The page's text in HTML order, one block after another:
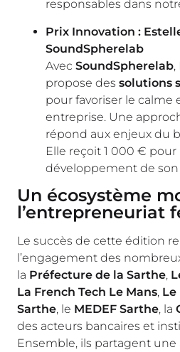
responsables dans
Prix Innovation :
SoundSpherelab
AvecSoundSpherelab,
propose dessolutions
pour favoriser le calme
entreprise. Une
répond aux enjeux du
Elle reçoit 1 000 €
développement de son
Un écosystème
l’entrepreneuriat
Le succès de cette édition
l’engagement des
la Préfecture de la Sarthe,
La French Tech Le Mans, Le
Sarthe, le MEDEF Sarthe, la
des acteurs bancaires et
Ensemble, ils partagent